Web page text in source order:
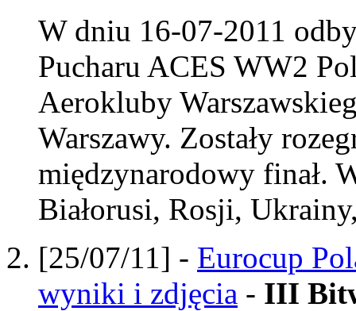
W dniu 16-07-2011
Pucharu ACES WW2
Aerokluby
Warszawy. Zostały
międzynarodowy finał.
Białorusi, Rosji,
[25/07/11] - Eurocup
wyniki i zdjęcia - III